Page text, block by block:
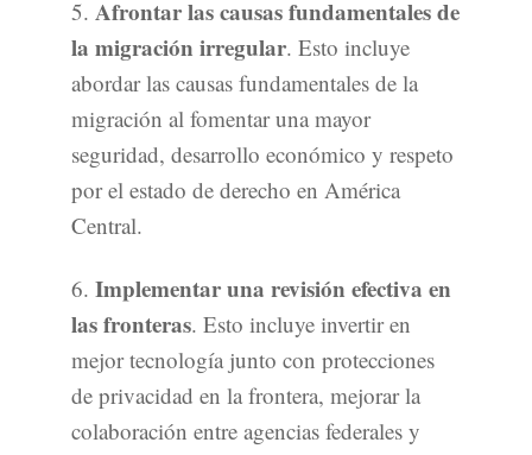
5. Afrontar las causas fundamentales de
la migración irregular. Esto incluye
abordar las causas fundamentales de la
migración al fomentar una mayor
seguridad, desarrollo económico y respeto
por el estado de derecho en América
Central.
6. Implementar una revisión efectiva en
las fronteras. Esto incluye invertir en
mejor tecnología junto con protecciones
de privacidad en la frontera, mejorar la
colaboración entre agencias federales y